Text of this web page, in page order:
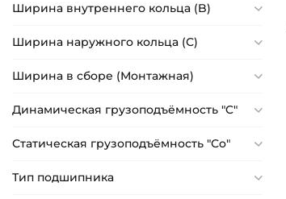
Ширина внутреннего кольца (B)
Ширина наружного кольца (С)
Ширина в сборе (Монтажная)
Динамическая грузоподъёмность "C"
Статическая грузоподъёмность "Сo"
Тип подшипника